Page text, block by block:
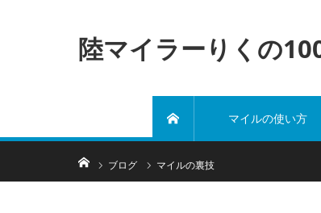
陸マイラーりくの
マイルの使い方
ホームブログ マイルの裏技